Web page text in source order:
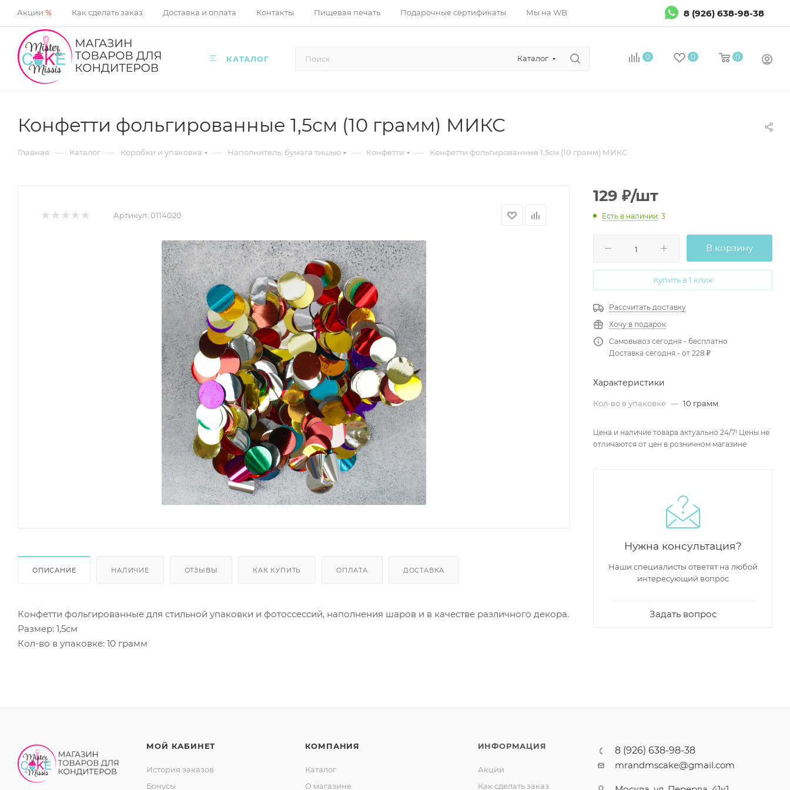
Акции % Как сделать заказ Доставка и оплата Контакты Пищевая печать Подарочные сертификаты Мы на WB 8 (926) 638-98-38
КАТАЛОГ Каталог 0 0 0
Конфетти фольгированные 1,5см (10 грамм) МИКС
Главная — Каталог — Коробки и упаковка — Наполнитель, бумага тишью — Конфетти — Конфетти фольгированные 1,5см (10 грамм) МИКС
Артикул: 0114020
ОПИСАНИЕ НАЛИЧИЕ ОТЗЫВЫ КАК КУПИТЬ ОПЛАТА ДОСТАВКА
Конфетти фольгированные для стильной упаковки и фотоссессий, наполнения шаров и в качестве различного декора.
Размер: 1,5см
Кол-во в упаковке: 10 грамм
129 ₽/шт
Есть в наличии: 3
В корзину
Купить в 1 клик
Рассчитать доставку
Хочу в подарок
Самовывоз сегодня - бесплатно
Доставка сегодня - от 228 ₽
Характеристики
Кол-во в упаковке — 10 грамм
Цена и наличие товара актуально 24/7! Цены не
отличаются от цен в розничном магазине
Нужна консультация?
Наши специалисты ответят на любой
интересующий вопрос
Задать вопрос
МОЙ КАБИНЕТ
История заказов
Бонусы
КОМПАНИЯ
Каталог
О магазине
ИНФОРМАЦИЯ
Акции
Как сделать заказ
8 (926) 638-98-38
mrandmscake@gmail.com